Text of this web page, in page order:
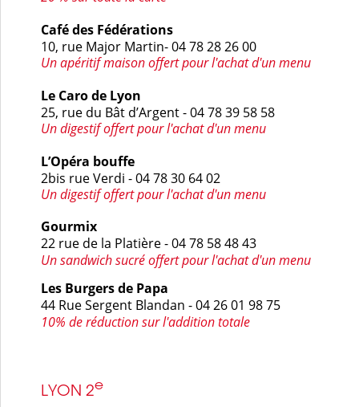
Café des Fédérations
10, rue Major Martin- 04 78 28 26 00
Un apéritif maisonoffert pour l'achat d'un menu
Le Caro de Lyon
25, rue du Bât d’Argent - 04 78 39 58 58
Un digestifoffert pour l'achat d'un menu
L’Opéra bouffe
2bis rue Verdi - 04 78 30 64 02
Un digestifoffert pour l'achat d'un menu
Gourmix
22 rue de la Platière - 04 78 58 48 43
Un sandwich sucré offert pour l'achat d'un menu
Les Burgers de Papa
44 Rue Sergent Blandan - 04 26 01 98 75
10% de réduction sur l'addition totale
LYON 2e